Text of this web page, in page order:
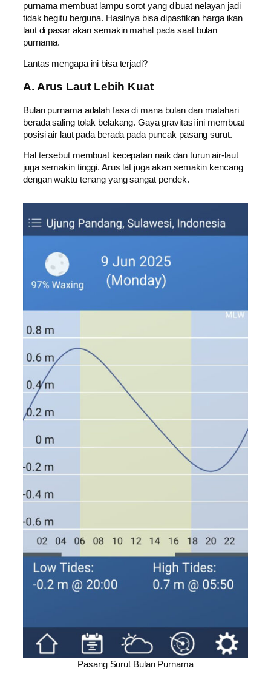
purnama membuat lampu sorot yang dibuat nelayan jadi
tidak begitu berguna. Hasilnya bisa dipastikan harga ikan
laut di pasar akan semakin mahal pada saat bulan
purnama.
Lantas mengapa ini bisa terjadi?
A. Arus Laut Lebih Kuat
Bulan purnama adalah fasa di mana bulan dan matahari
berada saling tolak belakang. Gaya gravitasi ini membuat
posisi air laut pada berada pada puncak pasang surut.
Hal tersebut membuat kecepatan naik dan turun air-laut
juga semakin tinggi. Arus lat juga akan semakin kencang
dengan waktu tenang yang sangat pendek.
Pasang Surut Bulan Purnama